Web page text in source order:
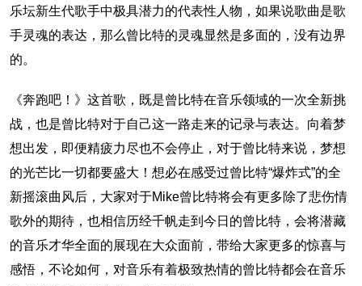
乐坛新生代歌手中极具潜力的代表性人物，如果说歌曲是歌
手灵魂的表达，那么曾比特的灵魂显然是多面的，没有边界
的。
《奔跑吧！》这首歌，既是曾比特在音乐领域的一次全新挑
战，也是曾比特对于自己这一路走来的记录与表达。向着梦
想出发，即便精疲力尽也不会停止，对于曾比特来说，梦想
的光芒比一切都要盛大！想必在感受过曾比特“爆炸式”的全
新摇滚曲风后，大家对于Mike曾比特将会有更多除了悲伤情
歌外的期待，也相信历经千帆走到今日的曾比特，会将潜藏
的音乐才华全面的展现在大众面前，带给大家更多的惊喜与
感悟，不论如何，对音乐有着极致热情的曾比特都会在音乐